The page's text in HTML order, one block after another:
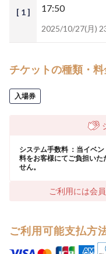
[ 1 ]
17:50
2025/10/27(月)
チケットの種類・
入場券
システム手数料 ：当イベ
料をお客様にてご負担いた
せん。
ご利用には会
ご利用可能支払方